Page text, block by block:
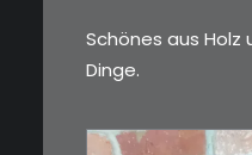
Schönes aus
Dinge.